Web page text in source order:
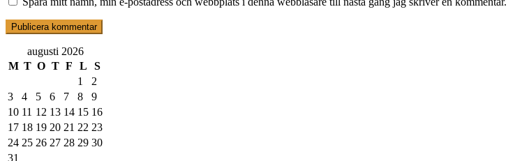
augusti 2026
M T O T F L
S
1
2
3
4 5 6 7 8
9
10 11 12 13 14 15 16
17 18 19 20 21 22 23
24 25 26 27 28 29 30
31